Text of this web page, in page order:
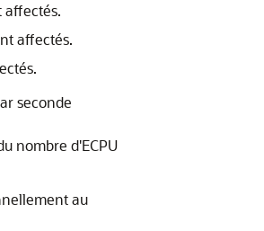
affectés.
affectés.
seconde
nombre d'ECPU
au